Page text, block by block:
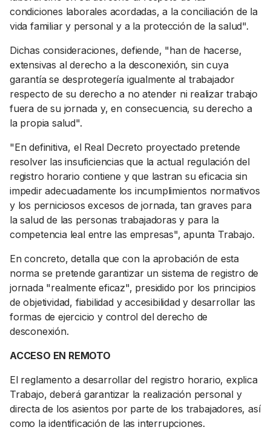
condiciones laborales acordadas, a la conciliación de la
vida familiar y personal y a la protección de la salud".
Dichas consideraciones, defiende, "han de hacerse,
extensivas al derecho a la desconexión, sin cuya
garantía se desprotegería igualmente al trabajador
respecto de su derecho a no atender ni realizar trabajo
fuera de su jornada y, en consecuencia, su derecho a
la propia salud".
"En definitiva, el Real Decreto proyectado pretende
resolver las insuficiencias que la actual regulación del
registro horario contiene y que lastran su eficacia sin
impedir adecuadamente los incumplimientos normativos
y los perniciosos excesos de jornada, tan graves para
la salud de las personas trabajadoras y para la
competencia leal entre las empresas", apunta Trabajo.
En concreto, detalla que con la aprobación de esta
norma se pretende garantizar un sistema de registro de
jornada "realmente eficaz", presidido por los principios
de objetividad, fiabilidad y accesibilidad y desarrollar las
formas de ejercicio y control del derecho de
desconexión.
ACCESO EN REMOTO
El reglamento a desarrollar del registro horario, explica
Trabajo, deberá garantizar la realización personal y
directa de los asientos por parte de los trabajadores, así
como la identificación de las interrupciones.